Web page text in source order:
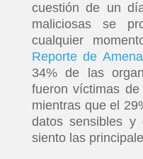
cuestión de un
maliciosas se
cualquier
Reporte de
34% de las
fueron víctimas
mientras que el
datos sensibles y
siento las